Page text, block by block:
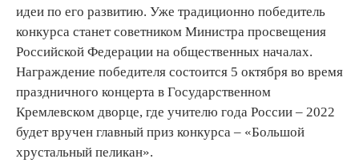
идеи по его развитию. Уже традиционно победитель
конкурса станет советником Министра просвещения
Российской Федерации на общественных началах.
Награждение победителя состоится 5 октября во время
праздничного концерта в Государственном
Кремлевском дворце, где учителю года России – 2022
будет вручен главный приз конкурса – «Большой
хрустальный пеликан».